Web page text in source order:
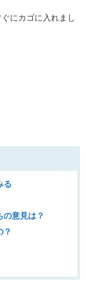
にカゴに入れまし
る
の意見は？
？